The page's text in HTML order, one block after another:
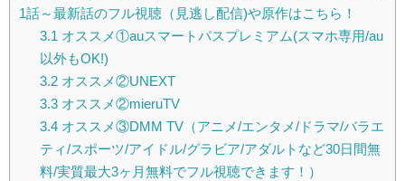
1話～最新話のフル視聴（見逃し配信)や原作はこちら！
3.1 オススメ①auスマートパスプレミアム(スマホ専用/au
以外もOK!)
3.2オススメ②UNEXT
3.3オススメ②mieruTV
3.4オススメ③DMM TV（アニメ/エンタメ/ドラマ/バラエ
ティ/スポーツ/アイドル/グラビア/アダルトなど30日間無
料/実質最大3ヶ月無料でフル視聴できます！）